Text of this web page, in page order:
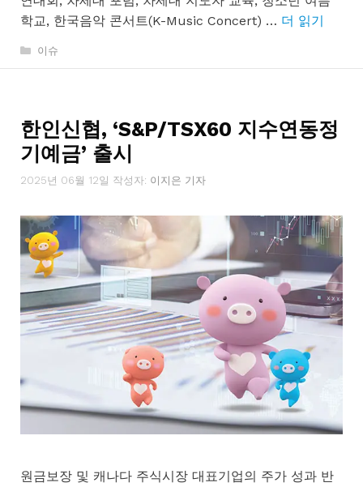
학교, 한국음악 콘서트(K-Music Concert) … 더 읽기
카
이슈
한인신협, ‘S&P/TSX60 지수연동정
기예금’ 출시
2025년 06월 12일 작성자: 이지은 기자
원금보장 및 캐나다 주식시장 대표기업의 주가 성과 반